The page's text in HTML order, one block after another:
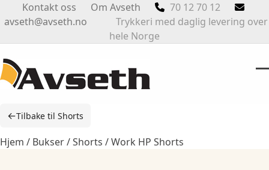
to
Kontakt oss Om Avseth
70 12 70 12
avseth@avseth.no Trykkeri med daglig levering over
hele Norge
←Tilbake til Shorts
Hjem / Bukser/Shorts / Work HP Shorts